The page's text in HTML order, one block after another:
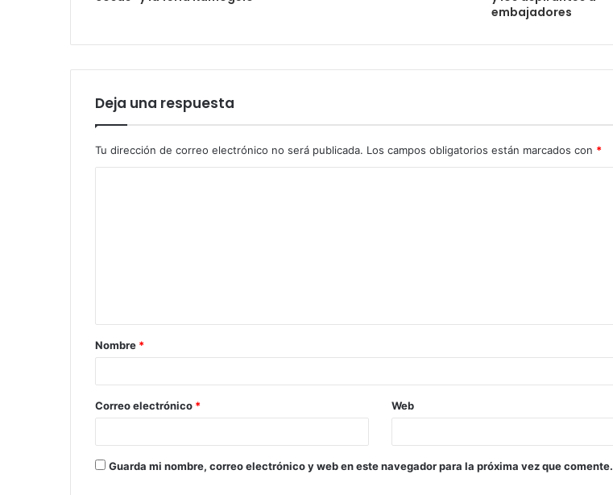
embajadores
Deja una respuesta
Tu dirección de correo electrónico no será publicada. Los campos obligatorios están marcados con *
Nombre *
Correo electrónico * Web
Guarda mi nombre, correo electrónico y web en este navegador para la próxima vez que comente.